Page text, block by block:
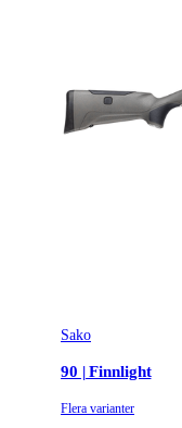
Sako
90 | Finnlight
Flera varianter